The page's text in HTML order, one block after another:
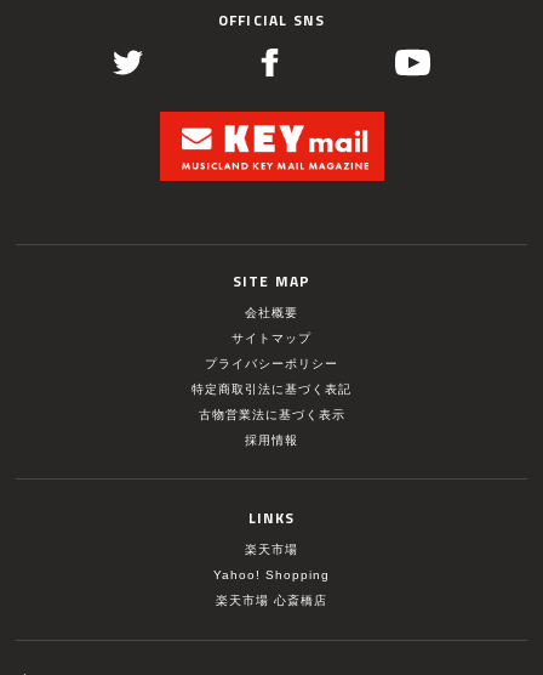
OFFICIAL SNS
SITE MAP
会社概要
サイトマップ
プライバシーポリシー
特定商取引法に基づく表記
古物営業法に基づく表示
採用情報
LINKS
楽天市場
Yahoo! Shopping
楽天市場 心斎橋店